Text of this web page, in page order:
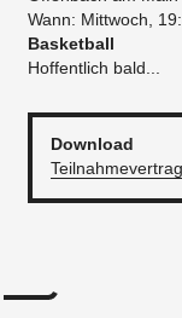
Wann: Mittwoch,
Basketball
Hoffentlich bald...
Download